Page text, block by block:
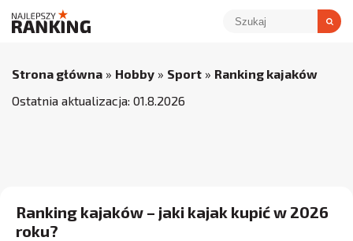
Strona główna » Hobby » Sport » Ranking kajaków
Ostatnia aktualizacja: 01.8.2026
Ranking kajaków – jaki kajak kupić w 2026
roku?